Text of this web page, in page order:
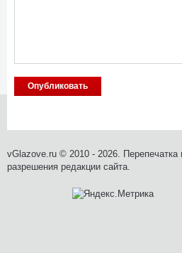
vGlazove.ru © 2010 - 2026. Перепечатка
разрешения редакции сайта.